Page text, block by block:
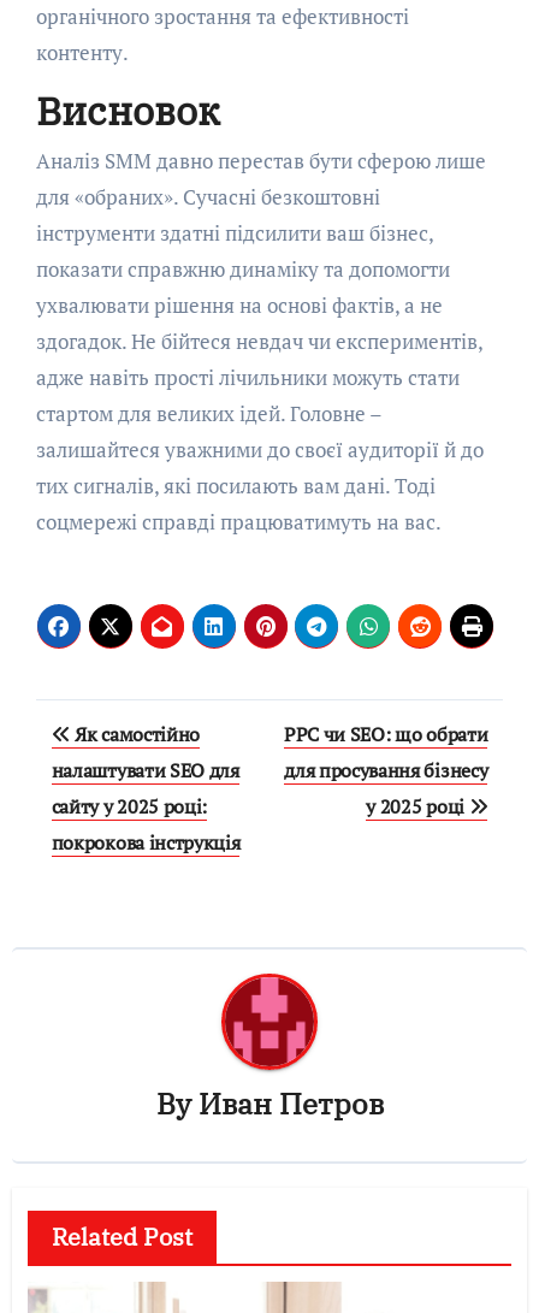
органічного зростання та ефективності
контенту.
Висновок
Аналіз SMM давно перестав бути сферою лише
для «обраних». Сучасні безкоштовні
інструменти здатні підсилити ваш бізнес,
показати справжню динаміку та допомогти
ухвалювати рішення на основі фактів, а не
здогадок. Не бійтеся невдач чи експериментів,
адже навіть прості лічильники можуть стати
стартом для великих ідей. Головне –
залишайтеся уважними до своєї аудиторії й до
тих сигналів, які посилають вам дані. Тоді
соцмережі справді працюватимуть на вас.
Навигация
по
записям
Як самостійно
налаштувати SEO для
сайту у 2025 році:
покрокова інструкція
PPC чи SEO: що обрати
для просування бізнесу
у 2025 році
ByИван Петров
Related Post